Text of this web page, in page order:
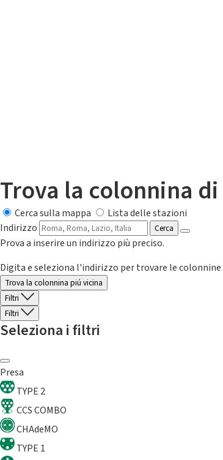
Trova la colonnina
Cerca sulla mappa
Lista delle stazioni
Indirizzo
Cerca
Prova a inserire un indirizzo più preciso.
Digita e seleziona l'indirizzo per trovare le
Trova la colonnina piú vicina
Filtri
Filtri
Seleziona i filtri
Presa
TYPE 2
CCS COMBO
CHAdeMO
TYPE 1